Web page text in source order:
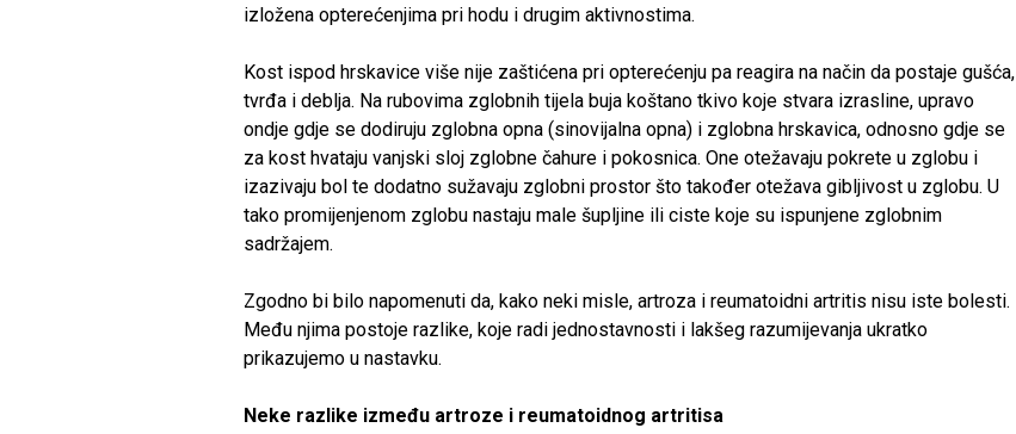
izložena opterećenjima pri hodu i drugim aktivnostima.
Kost ispod hrskavice više nije zaštićena pri opterećenju pa reagira na način da postaje gušća,
tvrđa i deblja. Na rubovima zglobnih tijela buja koštano tkivo koje stvara izrasline, upravo
ondje gdje se dodiruju zglobna opna (sinovijalna opna) i zglobna hrskavica, odnosno gdje se
za kost hvataju vanjski sloj zglobne čahure i pokosnica. One otežavaju pokrete u zglobu i
izazivaju bol te dodatno sužavaju zglobni prostor što također otežava gibljivost u zglobu. U
tako promijenjenom zglobu nastaju male šupljine ili ciste koje su ispunjene zglobnim
sadržajem.
Zgodno bi bilo napomenuti da, kako neki misle, artroza i reumatoidni artritis nisu iste bolesti.
Među njima postoje razlike, koje radi jednostavnosti i lakšeg razumijevanja ukratko
prikazujemo u nastavku.
Neke razlike između artroze i reumatoidnog artritisa